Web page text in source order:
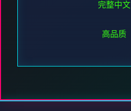
完整中文
高品质